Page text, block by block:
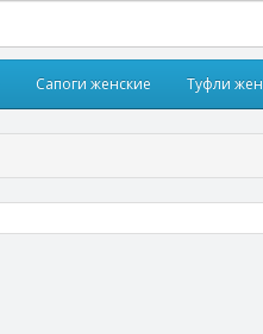
Сапоги женские Туфли